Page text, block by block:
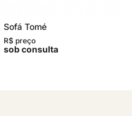
Sofá Tomé
R$ preço
sob consulta